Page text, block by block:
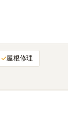
屋根修理